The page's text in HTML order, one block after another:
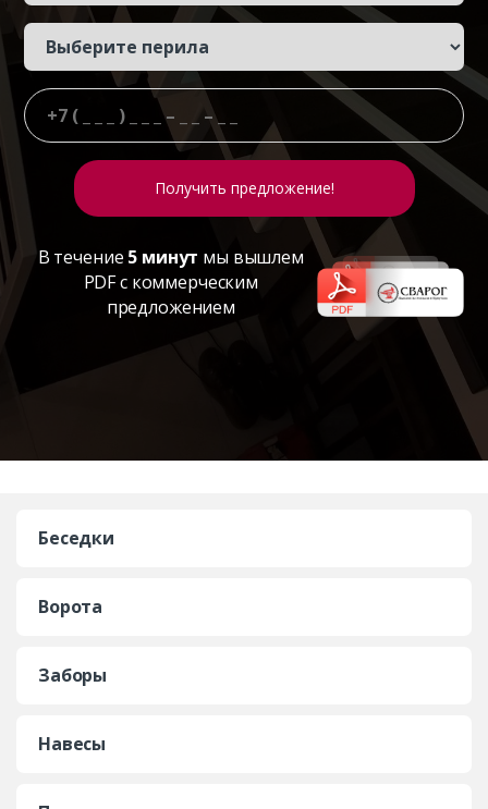
В течение 5 минут мы вышлем
PDF с коммерческим
предложением
Беседки
Ворота
Заборы
Навесы